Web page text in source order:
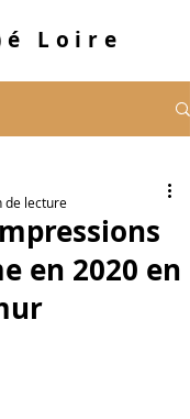
é Loire
en 2020 en
de lecture